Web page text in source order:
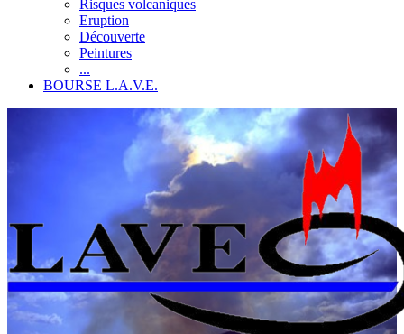
Risques volcaniques
Eruption
Découverte
Peintures
...
BOURSE L.A.V.E.